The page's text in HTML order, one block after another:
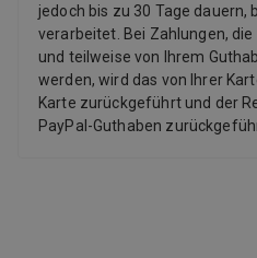
jedoch bis zu 30 Tage dauern,
verarbeitet. Bei Zahlungen,
und teilweise von Ihrem
werden, wird das von Ihrer
Karte zurückgeführt und der
PayPal-Guthaben